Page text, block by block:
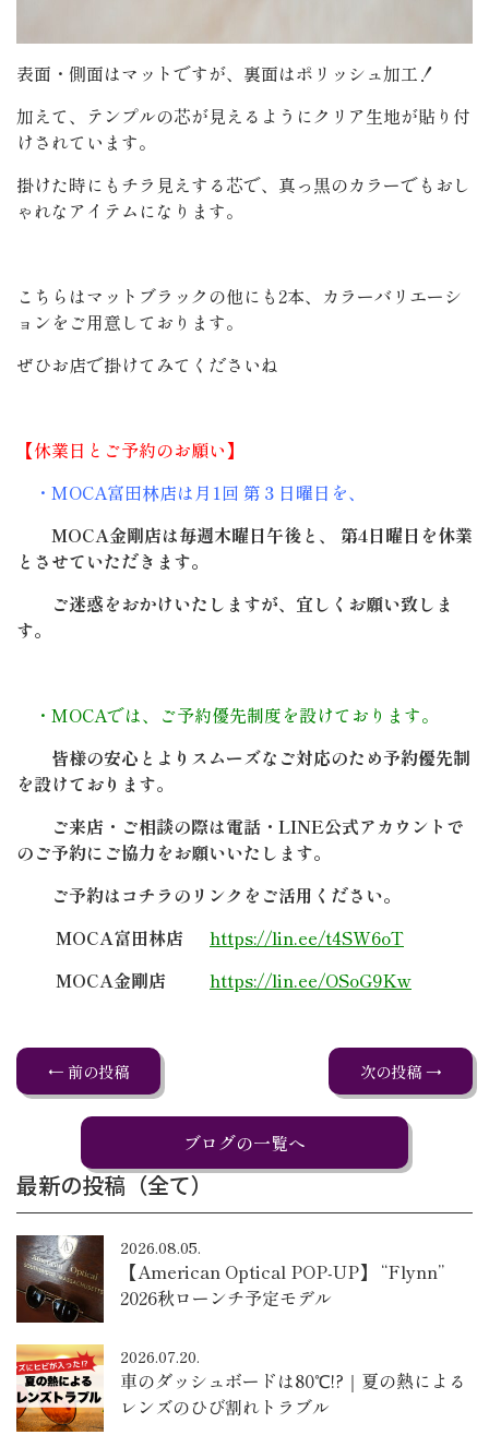
表面・側面はマットですが、裏面はポリッシュ加工！
加えて、テンプルの芯が見えるようにクリア生地が貼り付
けされています。
掛けた時にもチラ見えする芯で、真っ黒のカラーでもおし
ゃれなアイテムになります。
こちらはマットブラックの他にも2本、カラーバリエーシ
ョンをご用意しております。
ぜひお店で掛けてみてくださいね
【休業日とご予約のお願い】
・MOCA富田林店は月1回 第３日曜日を、
MOCA金剛店は毎週木曜日午後と、 第4日曜日を休業
とさせていただきます。
ご迷惑をおかけいたしますが、宜しくお願い致しま
す。
・MOCAでは、ご予約優先制度を設けております。
皆様の安心とよりスムーズなご対応のため予約優先制
を設けております。
ご来店・ご相談の際は電話・LINE公式アカウントで
のご予約にご協力をお願いいたします。
ご予約はコチラのリンクをご活用ください。
MOCA富田林店 https://lin.ee/t4SW6oT
MOCA金剛店 https://lin.ee/OSoG9Kw
← 前の投稿 次の投稿 →
ブログの一覧へ
最新の投稿（全て）
2026.08.05.
【American Optical POP-UP】 “Flynn”
2026秋ローンチ予定モデル
2026.07.20.
車のダッシュボードは80℃!?｜夏の熱による
レンズのひび割れトラブル